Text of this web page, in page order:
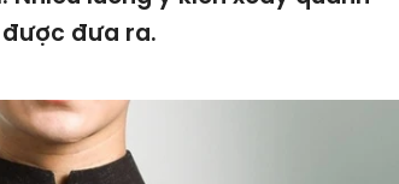
đưa ra.